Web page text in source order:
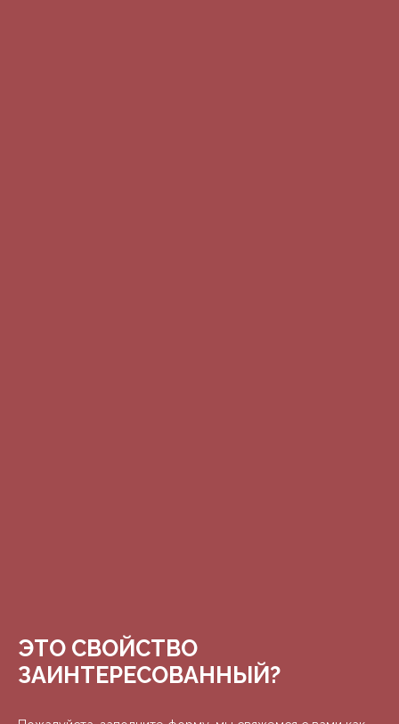
ЭТО СВОЙСТВО
ЗАИНТЕРЕСОВАННЫЙ?